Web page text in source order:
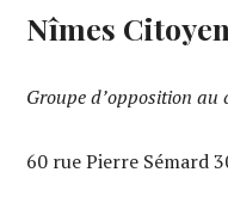
Nîmes
Groupe d’opposition
60 rue Pierre Sémard